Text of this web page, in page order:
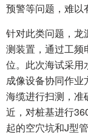
预警等问题，难以
针对此类问题，龙
测装置，通过工频
位。此次海试采用
成像设备协同作
海缆进行扫测，准
近，对桩基进行
起的空穴坑和J型